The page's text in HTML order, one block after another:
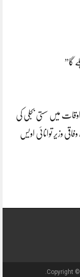
گا”
میں سستی بجلی کی
وزیر توانائی اویس
Copyright